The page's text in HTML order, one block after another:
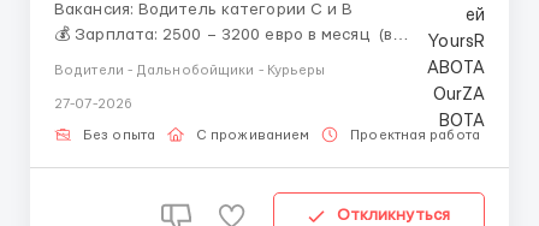
Вакансия: Водитель категории C и B
💰 Зарплата: 2500 – 3200 евро в месяц (в
зависимости от опыта и часов) 🕒 График: 5–6 дней
в неделю, сменный график 🚚 Тип занятости: Полная
занятость, контракт Обязанности: ✔ Доставка
грузов и товаро...
Водители - Дальнобойщики - Курьеры
27-07-2026
Без опыта С проживанием Проектная работа
Откликнуться